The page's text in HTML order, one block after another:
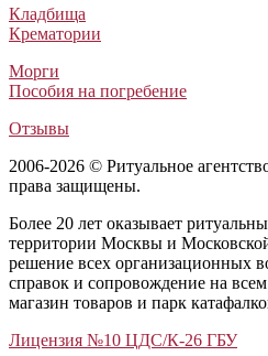
Кладбища
Крематории
Морги
Пособия на погребение
Отзывы
2006-2026 © Ритуальное
права защищены.
Более 20 лет оказывает
территории Москвы и
решение всех организационных
справок и сопровождение на
магазин товаров и парк
Лицензия №10 ЦДС/К-26 ГБУ